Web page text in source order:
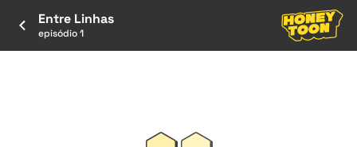
Entre Linhas
episódio 1